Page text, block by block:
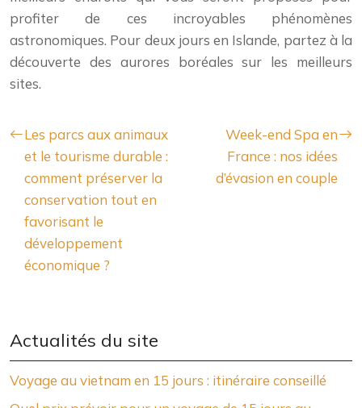
profiter de ces incroyables phénomènes
astronomiques. Pour deux jours en Islande, partez à la
découverte des aurores boréales sur les meilleurs
sites.
Les parcs aux animaux
et le tourisme durable :
comment préserver la
conservation tout en
favorisant le
développement
économique ?
Week-end Spa en
France : nos idées
d’évasion en couple
Actualités du site
Voyage au vietnam en 15 jours : itinéraire conseillé